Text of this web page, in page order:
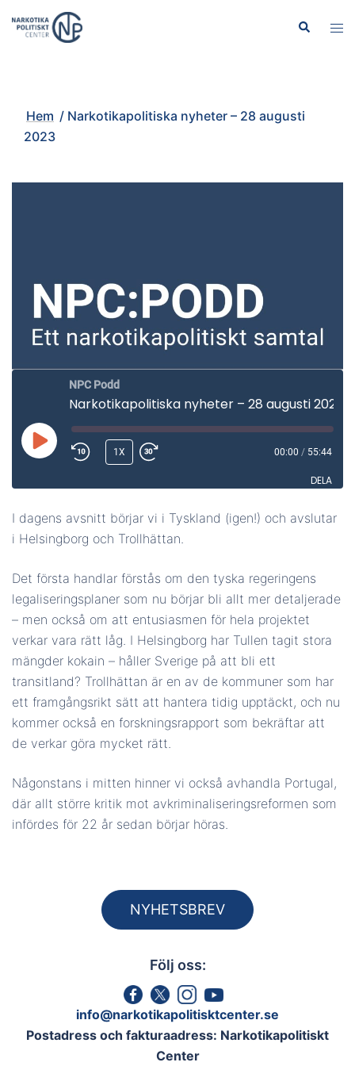
Sök
Slå
Hem / Narkotikapolitiska nyheter – 28 augusti
2023
NPC Podd
Narkotikapolitiska nyheter – 28 augusti 2023
SPELA
AVSNITT
1X 00:00 / 55:44
DELA
DELA
BÄDDA IN
I dagens avsnitt börjar vi i Tyskland (igen!) och avslutar
i Helsingborg och Trollhättan.
Det första handlar förstås om den tyska regeringens
legaliseringsplaner som nu börjar bli allt mer detaljerade
– men också om att entusiasmen för hela projektet
verkar vara rätt låg. I Helsingborg har Tullen tagit stora
mängder kokain – håller Sverige på att bli ett
transitland? Trollhättan är en av de kommuner som har
ett framgångsrikt sätt att hantera tidig upptäckt, och nu
kommer också en forskningsrapport som bekräftar att
de verkar göra mycket rätt.
Någonstans i mitten hinner vi också avhandla Portugal,
där allt större kritik mot avkriminaliseringsreformen som
infördes för 22 år sedan börjar höras.
NYHETSBREV
Följ oss:
info@narkotikapolitisktcenter.se
Postadress och fakturaadress: Narkotikapolitiskt
Center